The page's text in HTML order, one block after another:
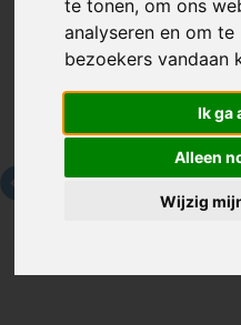
te tonen, om ons
analyseren en om
bezoekers vandaan
Ik ga
Alleen
Wijzig